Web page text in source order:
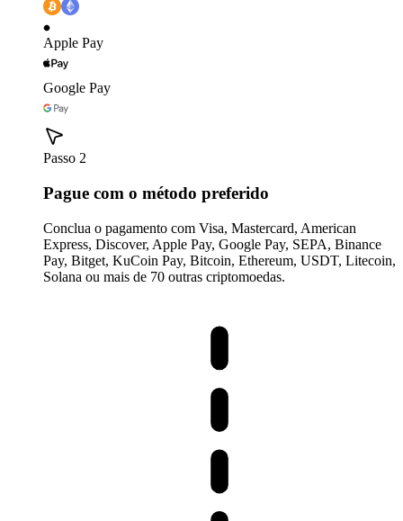
Apple Pay
Google Pay
Passo 2
Pague com o método preferido
Conclua o pagamento com Visa, Mastercard, American
Express, Discover, Apple Pay, Google Pay, SEPA, Binance
Pay, Bitget, KuCoin Pay, Bitcoin, Ethereum, USDT, Litecoin,
Solana ou mais de 70 outras criptomoedas.